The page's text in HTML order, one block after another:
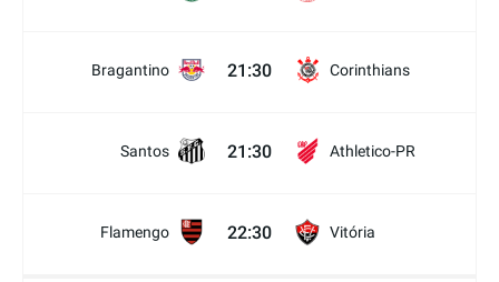
Bragantino 21:30 Corinthians
Santos 21:30 Athletico-PR
Flamengo 22:30 Vitória